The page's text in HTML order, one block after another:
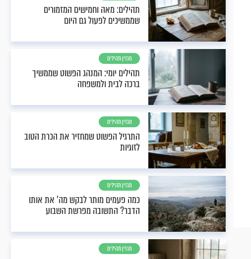
תהילים: מאה וחמישים המזמורים
שממשיכים לפעול גם היום
מגזין תהילים
תהילים יומי: המנהג הפשוט שממשיך
ברכה לבית ולמשפחה
מגזין תהילים
התרגיל הפשוט שמחזיר את הכרת הטוב
לזוגיות
מגזין תהילים
כמה פעמים מותר לבקש מה' את אותו
הדבר? התשובה מפרשת השבוע
מגזין תהילים